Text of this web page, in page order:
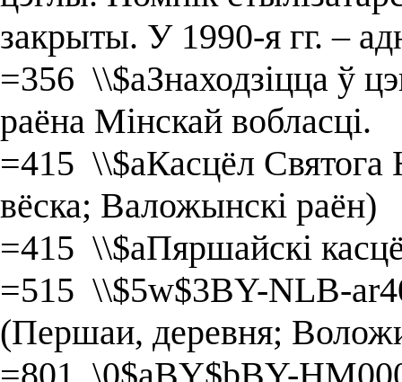
закрыты. У 1990-я гг. –
=356 \\$aЗнаходзіцца ў
раёна Мінскай вобласці.
=415 \\$aКасцёл
вёска; Валожынскі раён)
=415 \\$aПяршайскі
=515 \\$5w$3BY-NLB-
(Першаи, деревня;